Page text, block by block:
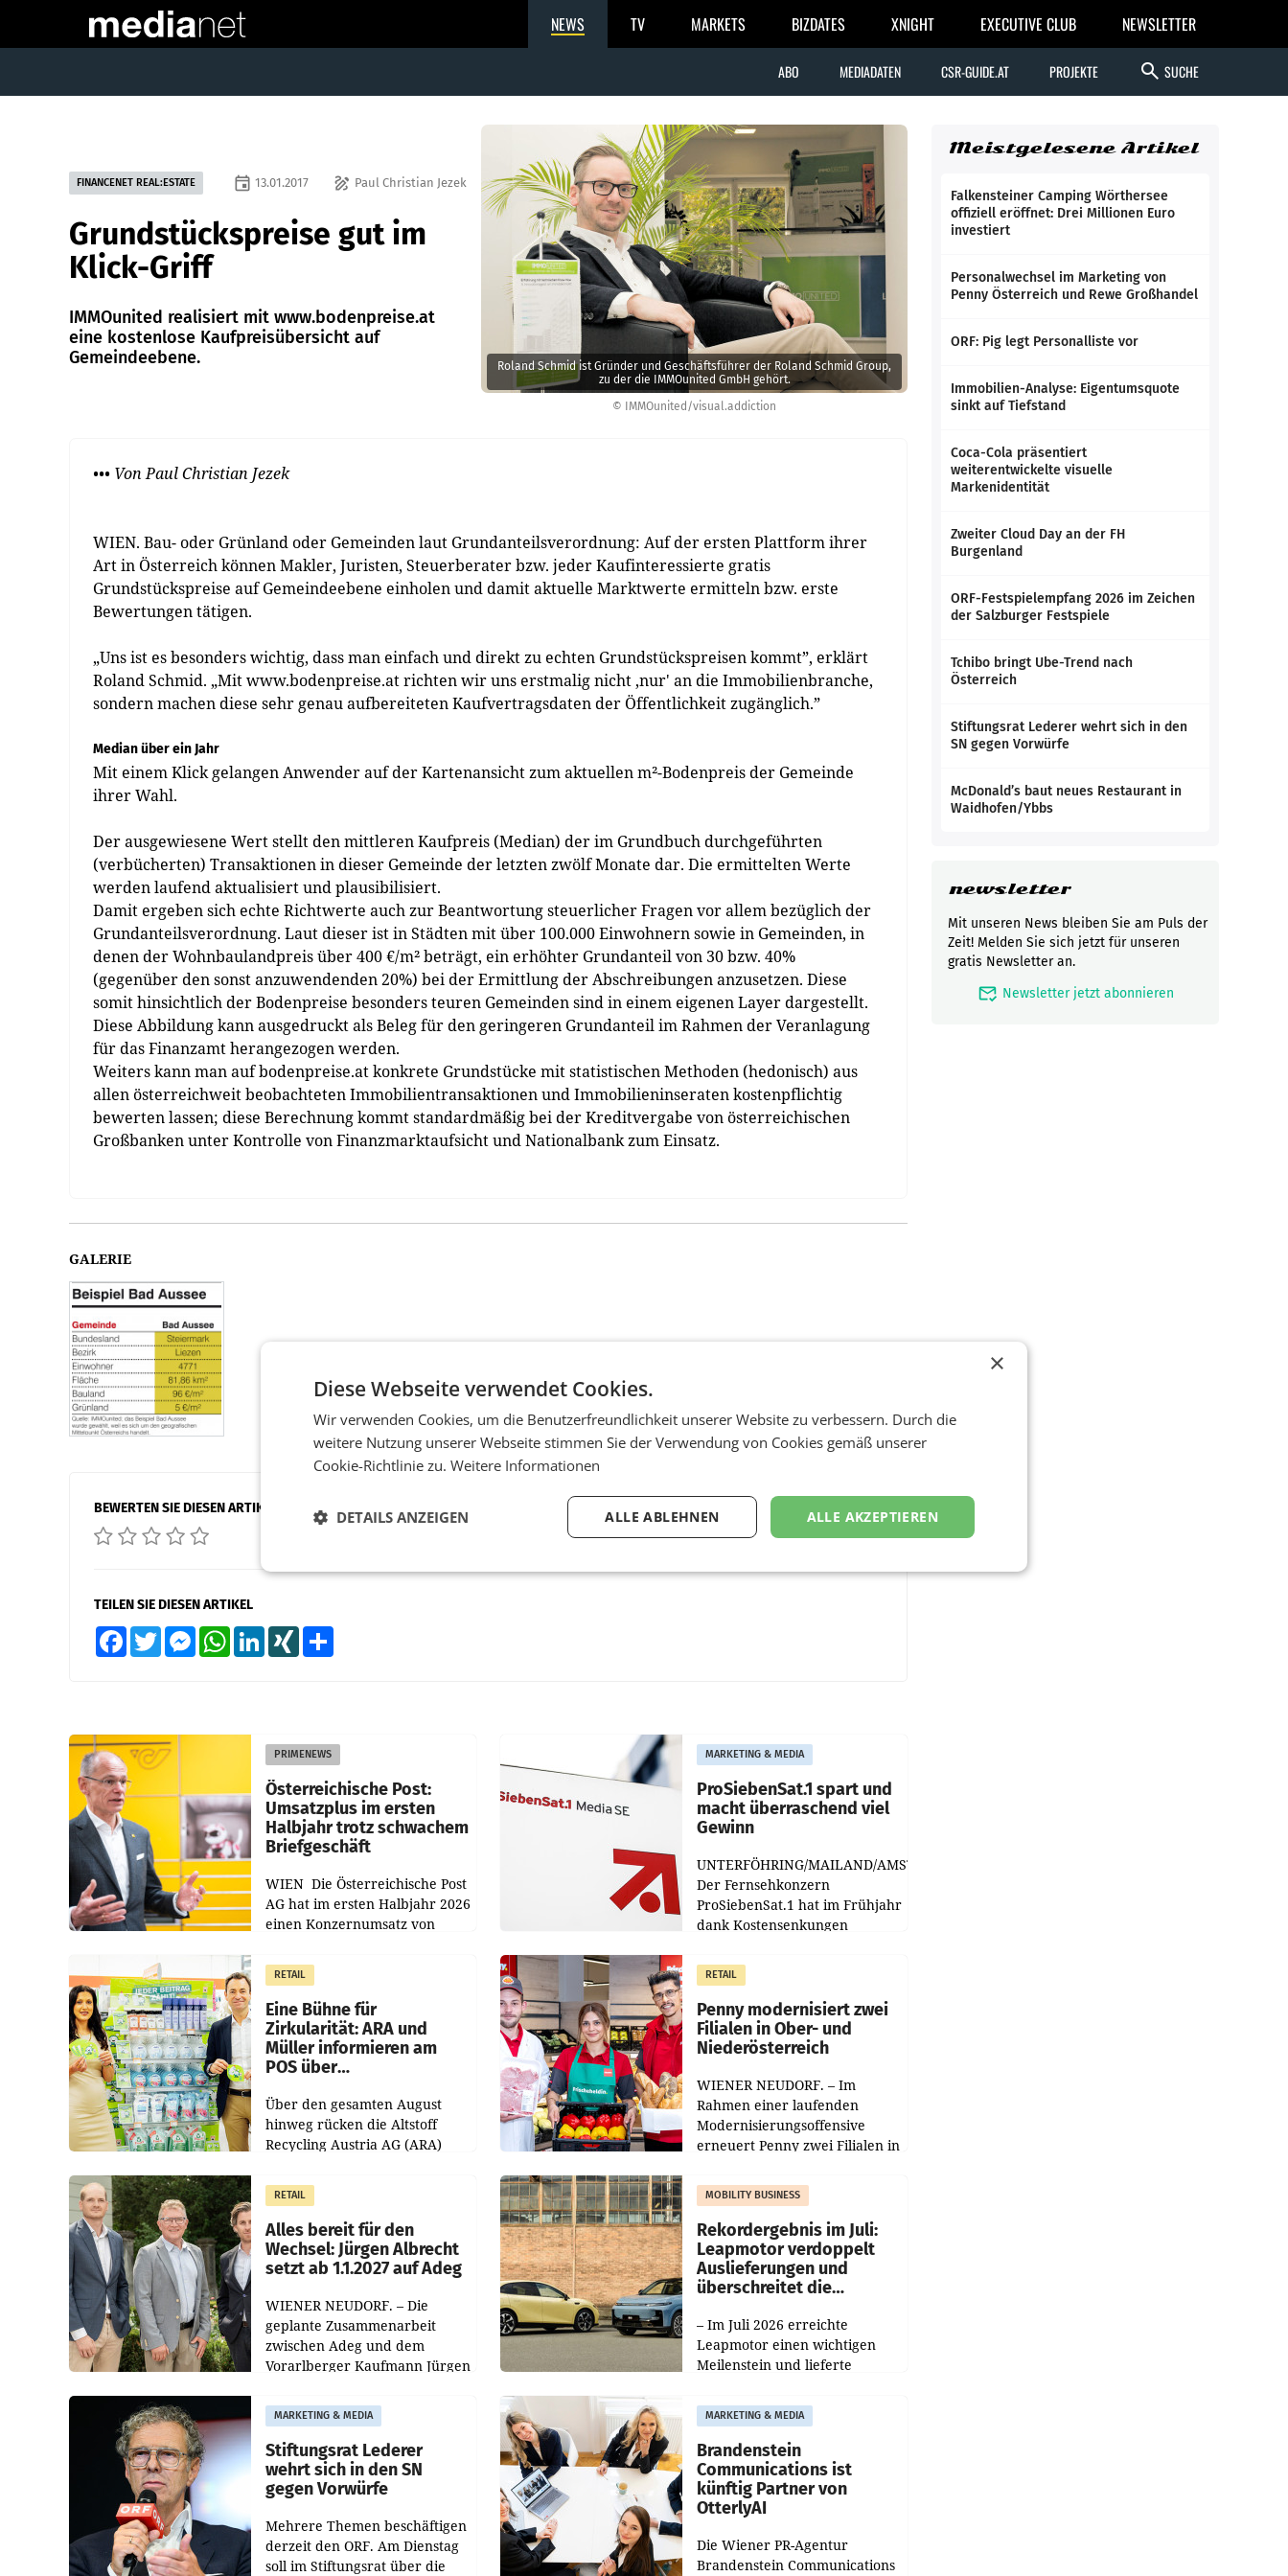
NEWS TV MARKETS BIZDATES XNIGHT EXECUTIVE CLUB NEWSLETTER
ABO MEDIADATEN CSR-GUIDE.AT PROJEKTE search SUCHE
© IMMOunited/visual.addiction
Roland Schmid ist Gründer und Geschäftsführer der Roland Schmid Group,
zu der die IMMOunited GmbH gehört.
FINANCENET REAL:ESTATE draw Paul Christian Jezek
event 13.01.2017
Grundstückspreise gut im
Klick-Griff
IMMOunited realisiert mit www.bodenpreise.at
eine kostenlose Kaufpreisübersicht auf
Gemeindeebene.
••• Von Paul Christian Jezek
WIEN. Bau- oder Grünland oder Gemeinden laut Grundanteilsverordnung: Auf der ersten Plattform ihrer
Art in Österreich können Makler, Juristen, Steuerberater bzw. jeder Kaufinteressierte gratis
Grundstückspreise auf Gemeindeebene einholen und damit aktuelle Marktwerte ermitteln bzw. erste
Bewertungen tätigen.
„Uns ist es besonders wichtig, dass man einfach und direkt zu echten Grundstückspreisen kommt”, erklärt
Roland Schmid. „Mit www.bodenpreise.at richten wir uns erstmalig nicht ,nur' an die Immobilienbranche,
sondern machen diese sehr genau aufbereiteten Kaufvertragsdaten der Öffentlichkeit zugänglich.”
Median über ein Jahr
Mit einem Klick gelangen Anwender auf der Kartenansicht zum aktuellen m²-Bodenpreis der Gemeinde
ihrer Wahl.
Der ausgewiesene Wert stellt den mittleren Kaufpreis (Median) der im Grundbuch durch­geführten
(verbücherten) Transaktionen in dieser Gemeinde der letzten zwölf Monate dar. Die ermittelten Werte
werden laufend aktualisiert und plau­sibilisiert.
Damit ergeben sich echte Richtwerte auch zur Beantwortung steuerlicher Fragen vor allem bezüglich der
Grundanteilsverordnung. Laut dieser ist in Städten mit über 100.000 Einwohnern sowie in Gemeinden, in
denen der Wohnbaulandpreis über 400 €/m² beträgt, ein erhöhter Grundanteil von 30 bzw. 40%
(gegenüber den sonst anzuwendenden 20%) bei der Ermittlung der Abschreibungen anzusetzen. Diese
somit hinsichtlich der Bodenpreise besonders teuren Gemeinden sind in einem eigenen Layer dargestellt.
Diese Abbildung kann ausgedruckt als Beleg für den geringeren Grund­anteil im Rahmen der Veranlagung
für das Finanzamt herangezogen werden.
Weiters kann man auf bodenpreise.at konkrete Grundstücke mit statistischen Methoden (hedonisch) aus
allen österreichweit beobachteten Immobilientransaktionen und Immobilieninseraten kostenpflichtig
bewerten lassen; diese Berechnung kommt standardmäßig bei der Kreditvergabe von österreichischen
Großbanken unter Kontrolle von Finanzmarktaufsicht und Nationalbank zum Einsatz.
GALERIE
BEWERTEN SIE DIESEN ARTIKEL
TEILEN SIE DIESEN ARTIKEL
FacebookTwitter MessengerWhatsAppLinkedInXING
PRIMENEWS
Österreichische Post:
Umsatzplus im ersten
Halbjahr trotz schwachem
Briefgeschäft
WIEN Die Österreichische Post
AG hat im ersten Halbjahr 2026
einen Konzernumsatz von
erwirtschaftet, was einem Plus
von 3,8 Prozent gegenüber
dem Vergleichszeitraum
MARKETING & MEDIA
ProSiebenSat.1 spart und
macht überraschend viel
Gewinn
UNTERFÖHRING/MAILAND/AMSTERDAM.
Der Fernsehkonzern
ProSiebenSat.1 hat im Frühjahr
dank Kostensenkungen
gemacht und die
Markterwartung deutlich
übertroffen.
RETAIL
Eine Bühne für
Zirkularität: ARA und
Müller informieren am
POS über
Über den gesamten August
hinweg rücken die Altstoff
Recycling Austria AG (ARA)
Müller die Initiative „Kreislauf-
Helden“ in allen
österreichischen Müller-Filialen
RETAIL
Penny modernisiert zwei
Filialen in Ober- und
Niederösterreich
WIENER NEUDORF. – Im
Rahmen einer laufenden
Modernisierungsoffensive
erneuert Penny zwei Filialen in
Die beiden Standorte liegen in
Haag sowie im rund
RETAIL
Alles bereit für den
Wechsel: Jürgen Albrecht
setzt ab 1.1.2027 auf Adeg
WIENER NEUDORF. – Die
geplante Zusammenarbeit
zwischen Adeg und dem
Vorarlberger Kaufmann Jürgen
freigegeben: Die
Bundeswettbewerbsbehörde
und der Bundeskartellanwalt
MOBILITY BUSINESS
Rekordergebnis im Juli:
Leapmotor verdoppelt
Auslieferungen und
überschreitet die
– Im Juli 2026 erreichte
Leapmotor einen wichtigen
Meilenstein und lieferte
aus, womit sich das Ergebnis
gegenüber Juli 2025 mehr als
verdoppelte (+102
MARKETING & MEDIA
Stiftungsrat Lederer
wehrt sich in den SN
gegen Vorwürfe
Mehrere Themen beschäftigen
derzeit den ORF. Am Dienstag
soll im Stiftungsrat über die
MARKETING & MEDIA
Brandenstein
Communications ist
künftig Partner von
OtterlyAI
Die Wiener PR-Agentur
Brandenstein Communications
Meistgelesene Artikel
Falkensteiner Camping Wörthersee
offiziell eröffnet: Drei Millionen Euro
investiert
Personalwechsel im Marketing von
Penny Österreich und Rewe Großhandel
ORF: Pig legt Personalliste vor
Immobilien-Analyse: Eigentumsquote
sinkt auf Tiefstand
Coca-Cola präsentiert
weiterentwickelte visuelle
Markenidentität
Zweiter Cloud Day an der FH
Burgenland
ORF-Festspielempfang 2026 im Zeichen
der Salzburger Festspiele
Tchibo bringt Ube-Trend nach
Österreich
Stiftungsrat Lederer wehrt sich in den
SN gegen Vorwürfe
McDonald’s baut neues Restaurant in
Waidhofen/Ybbs
newsletter
Mit unseren News bleiben Sie am Puls der
Zeit! Melden Sie sich jetzt für unseren
gratis Newsletter an.
mark_email_read Newsletter jetzt abonnieren
×
Diese Webseite verwendet Cookies.
Wir verwenden Cookies, um die Benutzerfreundlichkeit unserer Website zu verbessern. Durch die
weitere Nutzung unserer Webseite stimmen Sie der Verwendung von Cookies gemäß unserer
Cookie-Richtlinie zu. Weitere Informationen
ALLE AKZEPTIEREN
ALLE ABLEHNEN
DETAILS ANZEIGEN